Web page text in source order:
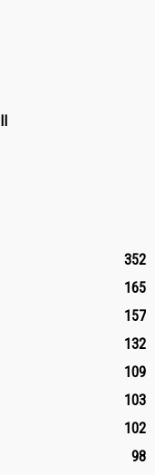
352
165
157
132
109
103
102
98